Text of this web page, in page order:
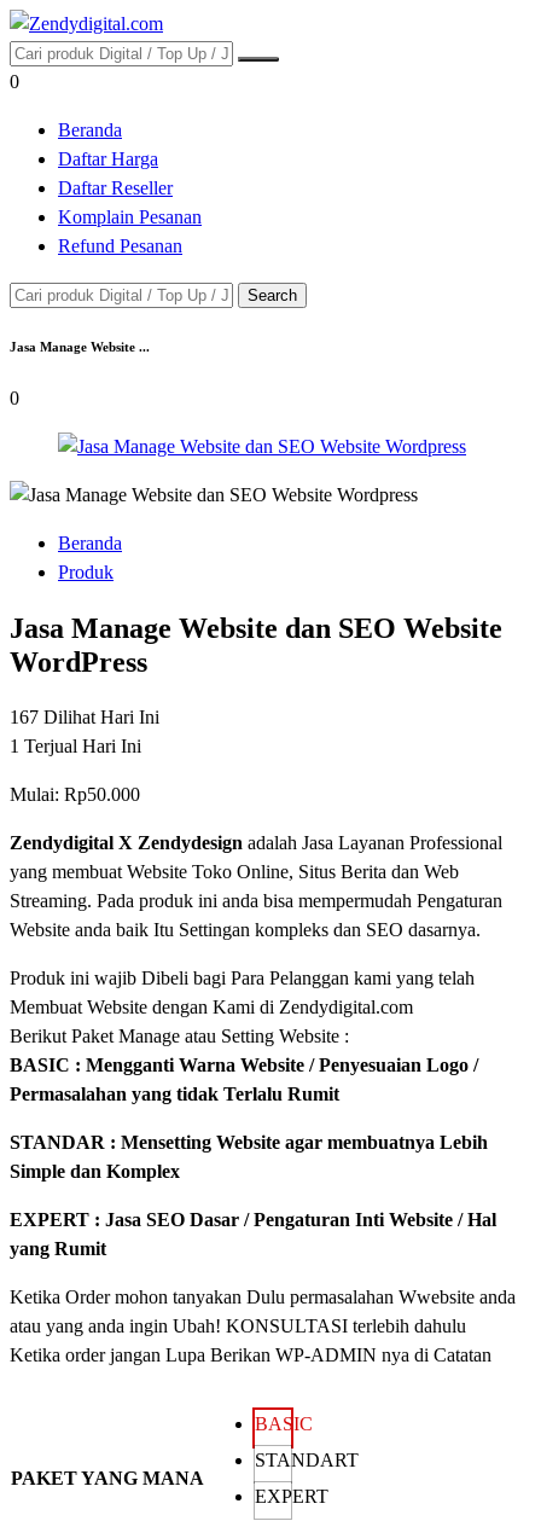
0
Beranda
Daftar Harga
Daftar Reseller
Komplain Pesanan
Refund Pesanan
Search
Jasa Manage Website ...
0
Beranda
Produk
Jasa Manage Website dan SEO Website
WordPress
167 Dilihat Hari Ini
1 Terjual Hari Ini
Mulai: Rp50.000
Zendydigital X Zendydesign adalah Jasa Layanan Professional
yang membuat Website Toko Online, Situs Berita dan Web
Streaming. Pada produk ini anda bisa mempermudah Pengaturan
Website anda baik Itu Settingan kompleks dan SEO dasarnya.
Produk ini wajib Dibeli bagi Para Pelanggan kami yang telah
Membuat Website dengan Kami di Zendydigital.com
Berikut Paket Manage atau Setting Website :
BASIC : Mengganti Warna Website / Penyesuaian Logo /
Permasalahan yang tidak Terlalu Rumit
STANDAR : Mensetting Website agar membuatnya Lebih
Simple dan Komplex
EXPERT : Jasa SEO Dasar / Pengaturan Inti Website / Hal
yang Rumit
Ketika Order mohon tanyakan Dulu permasalahan Wwebsite anda
atau yang anda ingin Ubah! KONSULTASI terlebih dahulu
Ketika order jangan Lupa Berikan WP-ADMIN nya di Catatan
PAKET YANG MANA
BASIC
STANDART
EXPERT